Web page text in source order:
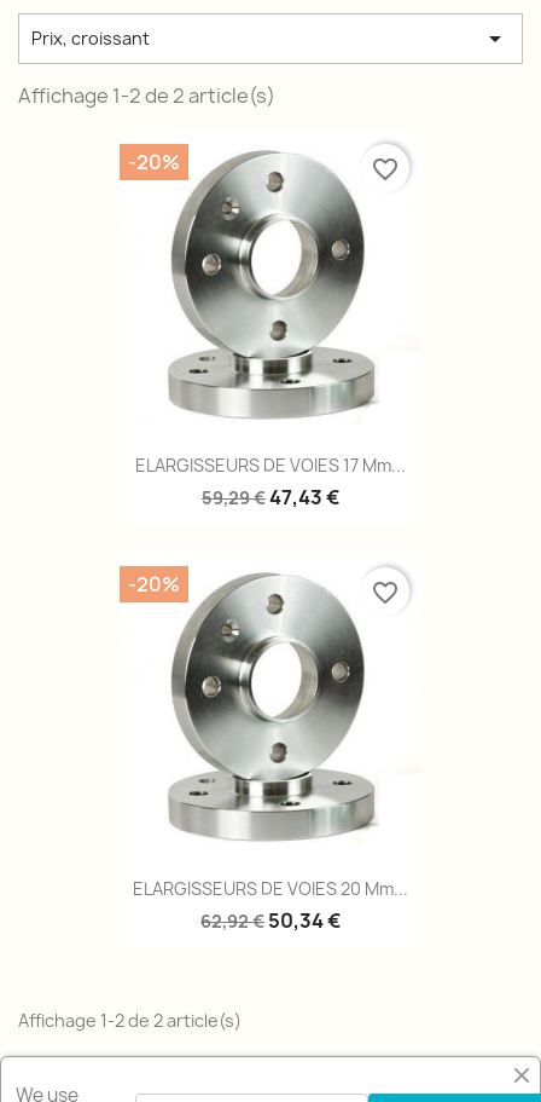
Prix, croissant 
Affichage 1-2 de 2 article(s)
ELARGISSEURS DE VOIES 17 Mm...
59,29 €47,43 €
-20% favorite_border
ELARGISSEURS DE VOIES 20 Mm...
62,92 € 50,34 €
-20% favorite_border
Affichage 1-2 de 2 article(s)
Retour en haut
We use